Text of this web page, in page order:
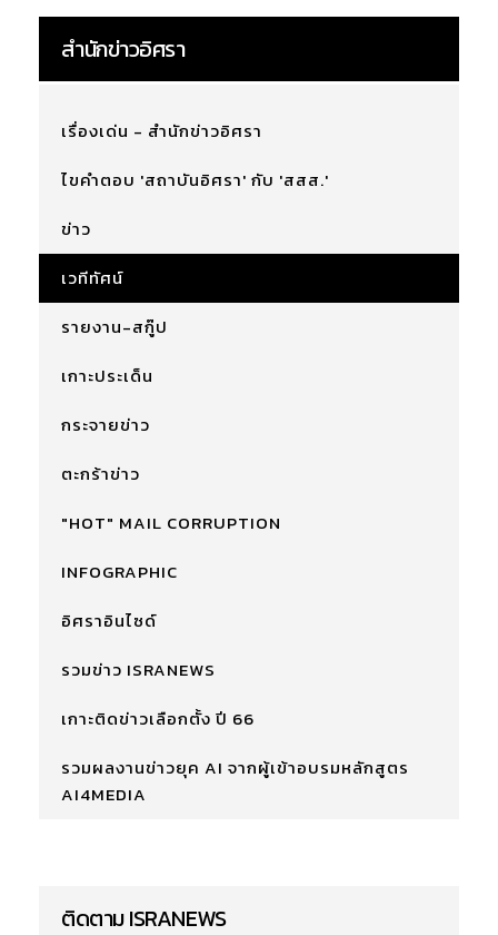
สำนักข่าวอิศรา
เรื่องเด่น - สำนักข่าวอิศรา
ไขคำตอบ 'สถาบันอิศรา' กับ 'สสส.'
ข่าว
เวทีทัศน์
รายงาน-สกู๊ป
เกาะประเด็น
กระจายข่าว
ตะกร้าข่าว
"HOT" MAIL CORRUPTION
INFOGRAPHIC
อิศราอินไซด์
รวมข่าว ISRANEWS
เกาะติดข่าวเลือกตั้ง ปี 66
รวมผลงานข่าวยุค AI จากผู้เข้าอบรมหลักสูตร
AI4MEDIA
ติดตาม ISRANEWS